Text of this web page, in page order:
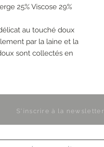
25% Viscose 29%
au touché doux
par la laine et la
sont collectés en
S'inscrire à la newsletter